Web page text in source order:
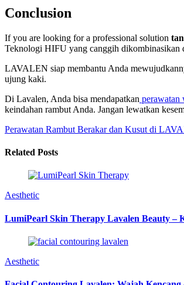
Conclusion
If you are looking for a professional solution
Teknologi HIFU yang canggih dikombinasikan
LAVALEN siap membantu Anda
ujung kaki.
Di Lavalen, Anda bisa mendapatkan perawatan
keindahan rambut Anda. Jangan lewatkan
Perawatan Rambut Berakar dan Kusut di
Related Posts
Aesthetic
LumiPearl Skin Therapy Lavalen Beauty –
Aesthetic